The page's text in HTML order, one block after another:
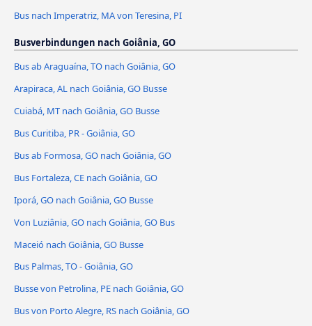
Bus nach Imperatriz, MA von Teresina, PI
Busverbindungen nach Goiânia, GO
Bus ab Araguaína, TO nach Goiânia, GO
Arapiraca, AL nach Goiânia, GO Busse
Cuiabá, MT nach Goiânia, GO Busse
Bus Curitiba, PR - Goiânia, GO
Bus ab Formosa, GO nach Goiânia, GO
Bus Fortaleza, CE nach Goiânia, GO
Iporá, GO nach Goiânia, GO Busse
Von Luziânia, GO nach Goiânia, GO Bus
Maceió nach Goiânia, GO Busse
Bus Palmas, TO - Goiânia, GO
Busse von Petrolina, PE nach Goiânia, GO
Bus von Porto Alegre, RS nach Goiânia, GO